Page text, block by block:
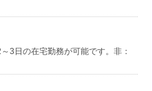
3日の在宅勤務が可能です。非：